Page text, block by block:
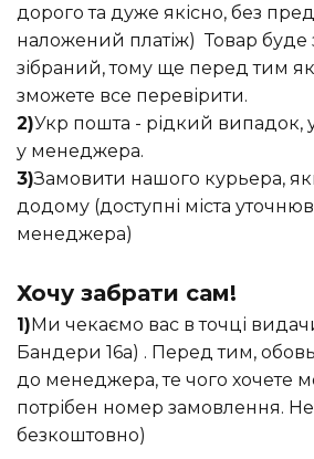
дорого та дуже якісно, без
наложений платіж) Товар
зібраний, тому ще перед тим
зможете все перевірити.
2)Укр пошта - рідкий випадок,
у менеджера.
3)Замовити нашого курьера,
додому (доступні міста
менеджера)
Хочу забрати сам!
1)Ми чекаємо вас в точці
Бандери 16а) . Перед тим,
до менеджера, те чого хочете
потрібен номер замовлення.
безкоштовно)